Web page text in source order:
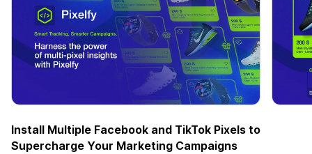
Install Multiple Facebook and TikTok Pixels to
Supercharge Your Marketing Campaigns